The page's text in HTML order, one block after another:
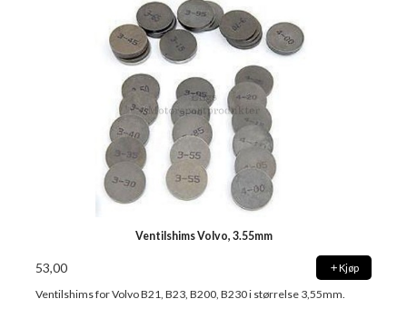
Ventilshims Volvo, 3.55mm
53,00 Kjøp
Ventilshims for Volvo B21, B23, B200, B230 i størrelse 3,55mm.